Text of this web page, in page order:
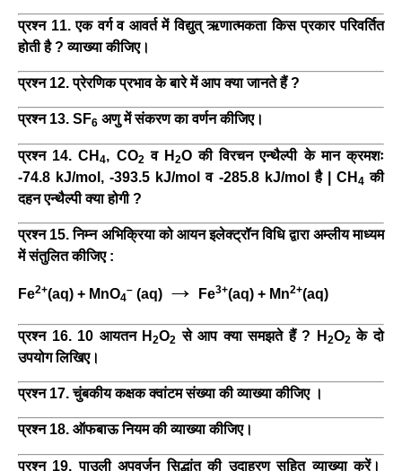
प्रश्न 11. एक वर्ग व आवर्त में विद्युत् ऋणात्मकता किस प्रकार परिवर्तित
होती है ? व्याख्या कीजिए।
प्रश्न 12. प्रेरणिक प्रभाव के बारे में आप क्या जानते हैं ?
प्रश्न 13. SF6 अणु में संकरण का वर्णन कीजिए।
प्रश्न 14. CH 4, CO2 व H 2O की विरचन एन्थैल्पी के मान क्रमशः
-74.8 kJ/mol, -393.5 kJ/mol व -285.8 kJ/mol है | CH 4 की
दहन एन्थैल्पी क्या होगी ?
प्रश्न 15. निम्न अभिक्रिया को आयन इलेक्ट्रॉन विधि द्वारा अम्लीय माध्यम
में संतुलित कीजिए :
Fe2+(aq) + MnO4
– (aq) → Fe3+(aq) + Mn2+(aq)
प्रश्न 16. 10 आयतन H2O2 से आप क्या समझते हैं ? H 2O2 के दो
उपयोग लिखिए।
प्रश्न 17. चुंबकीय कक्षक क्वांटम संख्या की व्याख्या कीजिए ।
प्रश्न 18. ऑफबाऊ नियम की व्याख्या कीजिए।
प्रश्न 19. पाउली अपवर्जन सिद्धांत की उदाहरण सहित व्याख्या करें।